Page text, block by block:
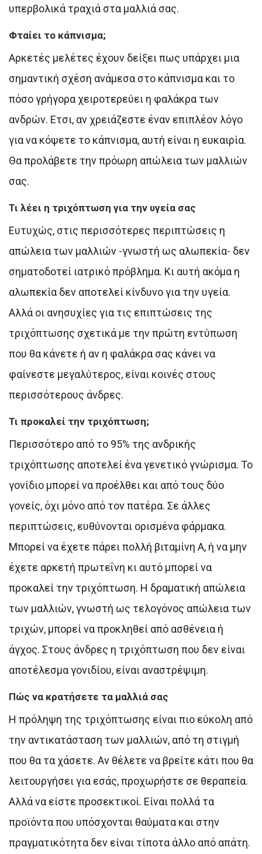
υπερβολικά τραχιά στα μαλλιά σας.
Φταίει το κάπνισμα;
Αρκετές μελέτες έχουν δείξει πως υπάρχει μια
σημαντική σχέση ανάμεσα στο κάπνισμα και το
πόσο γρήγορα χειροτερεύει η φαλάκρα των
ανδρών. Ετσι, αν χρειάζεστε έναν επιπλέον λόγο
για να κόψετε το κάπνισμα, αυτή είναι η ευκαιρία.
Θα προλάβετε την πρόωρη απώλεια των μαλλιών
σας.
Τι λέει η τριχόπτωση για την υγεία σας
Ευτυχώς, στις περισσότερες περιπτώσεις η
απώλεια των μαλλιών -γνωστή ως αλωπεκία- δεν
σηματοδοτεί ιατρικό πρόβλημα. Κι αυτή ακόμα η
αλωπεκία δεν αποτελεί κίνδυνο για την υγεία.
Αλλά οι ανησυχίες για τις επιπτώσεις της
τριχόπτωσης σχετικά με την πρώτη εντύπωση
που θα κάνετε ή αν η φαλάκρα σας κάνει να
φαίνεστε μεγαλύτερος, είναι κοινές στους
περισσότερους άνδρες.
Τι προκαλεί την τριχόπτωση;
Περισσότερο από το 95% της ανδρικής
τριχόπτωσης αποτελεί ένα γενετικό γνώρισμα. Το
γονίδιο μπορεί να προέλθει και από τους δύο
γονείς, όχι μόνο από τον πατέρα. Σε άλλες
περιπτώσεις, ευθύνονται ορισμένα φάρμακα.
Μπορεί να έχετε πάρει πολλή βιταμίνη Α, ή να μην
έχετε αρκετή πρωτεΐνη κι αυτό μπορεί να
προκαλεί την τριχόπτωση. Η δραματική απώλεια
των μαλλιών, γνωστή ως τελογόνος απώλεια των
τριχών, μπορεί να προκληθεί από ασθένεια ή
άγχος. Στους άνδρες η τριχόπτωση που δεν είναι
αποτέλεσμα γονιδίου, είναι αναστρέψιμη.
Πώς να κρατήσετε τα μαλλιά σας
Η πρόληψη της τριχόπτωσης είναι πιο εύκολη από
την αντικατάσταση των μαλλιών, από τη στιγμή
που θα τα χάσετε. Αν θέλετε να βρείτε κάτι που θα
λειτουργήσει για εσάς, προχωρήστε σε θεραπεία.
Αλλά να είστε προσεκτικοί. Είναι πολλά τα
προϊόντα που υπόσχονται θαύματα και στην
πραγματικότητα δεν είναι τίποτα άλλο από απάτη.